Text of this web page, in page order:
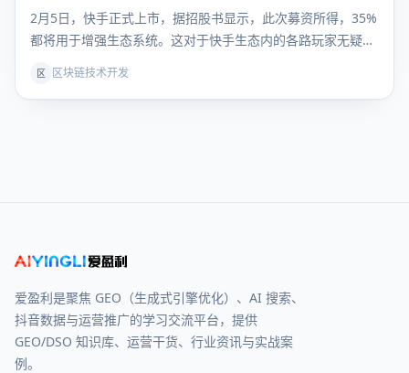
2月5日，快手正式上市，据招股书显示，此次募资所得，35%
都将用于增强生态系统。这对于快手生态内的各路玩家无疑…
区 区块链技术开发
爱盈利是聚焦 GEO（生成式引擎优化）、AI 搜索、
抖音数据与运营推广的学习交流平台，提供
GEO/DSO 知识库、运营干货、行业资讯与实战案
例。